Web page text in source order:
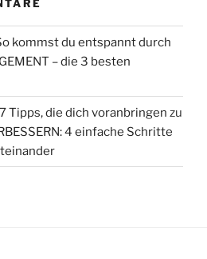
kommst du entspannt durch
– die 3 besten
Tipps, die dich voranbringen zu
4 einfache Schritte